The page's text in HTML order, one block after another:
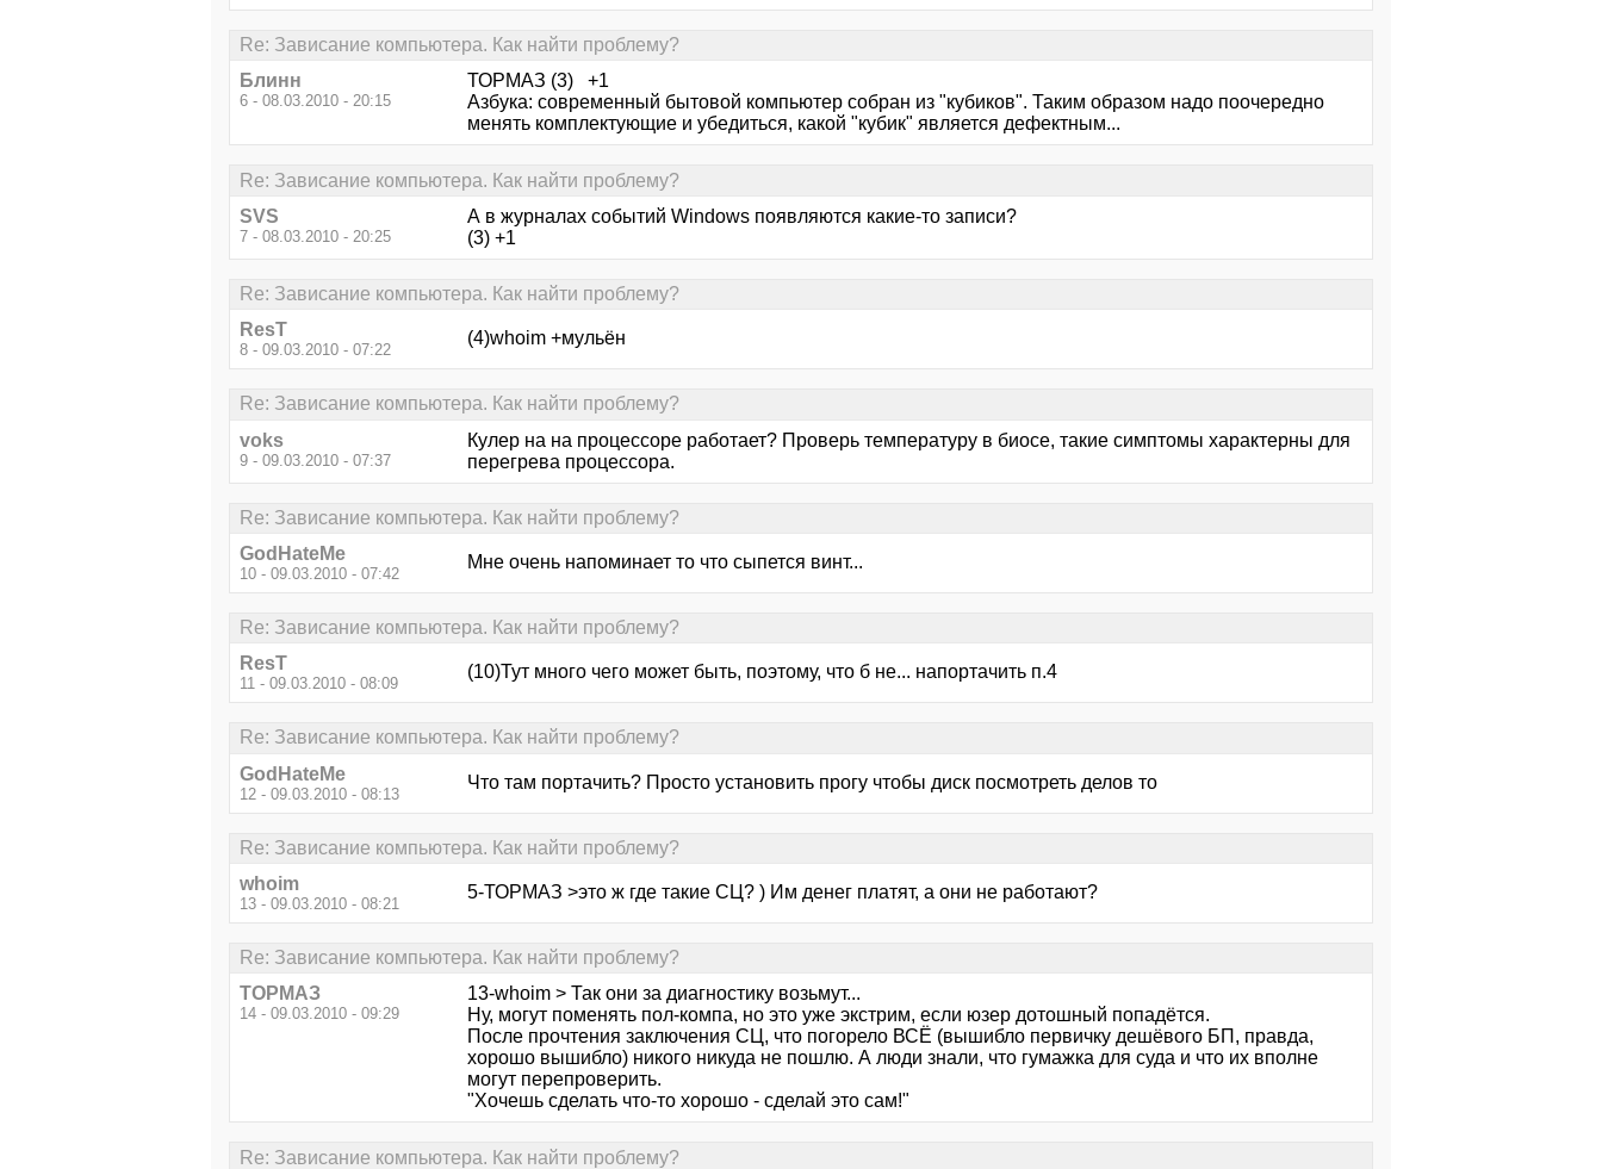
Re: Зависание компьютера. Как найти проблему?
Блинн
6 - 08.03.2010 - 20:15
ТОРМАЗ (3) +1
Азбука: современный бытовой компьютер собран из "кубиков". Таким образом надо поочередно
менять комплектующие и убедиться, какой "кубик" является дефектным...
Re: Зависание компьютера. Как найти проблему?
SVS
7 - 08.03.2010 - 20:25
А в журналах событий Windows появляются какие-то записи?
(3) +1
Re: Зависание компьютера. Как найти проблему?
ResT
8 - 09.03.2010 - 07:22
(4)whoim +мульён
Re: Зависание компьютера. Как найти проблему?
voks
9 - 09.03.2010 - 07:37
Кулер на на процессоре работает? Проверь температуру в биосе, такие симптомы характерны для
перегрева процессора.
Re: Зависание компьютера. Как найти проблему?
GodHateMe
10 - 09.03.2010 - 07:42
Мне очень напоминает то что сыпется винт...
Re: Зависание компьютера. Как найти проблему?
ResT
11 - 09.03.2010 - 08:09
(10)Тут много чего может быть, поэтому, что б не... напортачить п.4
Re: Зависание компьютера. Как найти проблему?
GodHateMe
12 - 09.03.2010 - 08:13
Что там портачить? Просто установить прогу чтобы диск посмотреть делов то
Re: Зависание компьютера. Как найти проблему?
whoim
13 - 09.03.2010 - 08:21
5-ТОРМАЗ >это ж где такие СЦ? ) Им денег платят, а они не работают?
Re: Зависание компьютера. Как найти проблему?
ТОРМАЗ
14 - 09.03.2010 - 09:29
13-whoim > Так они за диагностику возьмут...
Ну, могут поменять пол-компа, но это уже экстрим, если юзер дотошный попадётся.
После прочтения заключения СЦ, что погорело ВСЁ (вышибло первичку дешёвого БП, правда,
хорошо вышибло) никого никуда не пошлю. А люди знали, что гумажка для суда и что их вполне
могут перепроверить.
"Хочешь сделать что-то хорошо - сделай это сам!"
Re: Зависание компьютера. Как найти проблему?